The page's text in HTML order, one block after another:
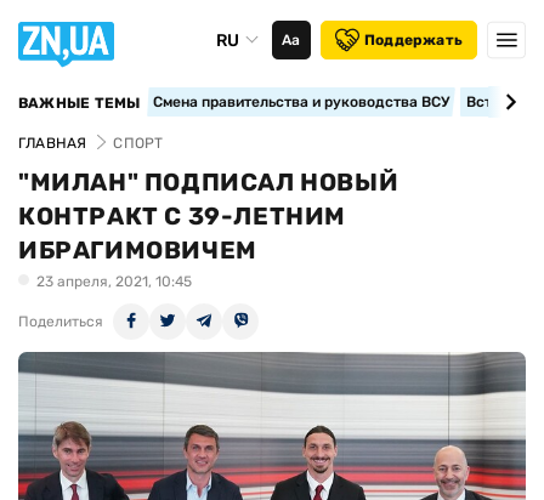
RU Аа Поддержать
ВАЖНЫЕ ТЕМЫ Смена правительства и руководства ВСУ
ГЛАВНАЯ СПОРТ
"МИЛАН" ПОДПИСАЛ НОВЫЙ
КОНТРАКТ С 39-ЛЕТНИМ
ИБРАГИМОВИЧЕМ
23 апреля, 2021, 10:45
Поделиться